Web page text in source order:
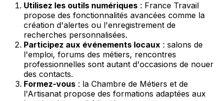
Utilisez les outils numériques : France Travail
propose des fonctionnalités avancées comme la
création d'alertes ou l'enregistrement de
recherches personnalisées.
Participez aux événements locaux : salons de
l'emploi, forums des métiers, rencontres
professionnelles sont autant d'occasions de nouer
des contacts.
Formez-vous : la Chambre de Métiers et de
l'Artisanat propose des formations adaptées aux